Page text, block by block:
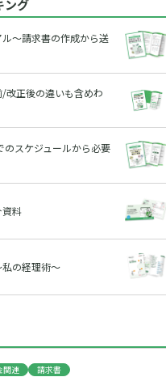
ング
～請求書の作成から送
改正後の違いも含めわ
のスケジュールから必要
資料
の経理術～
関連 請求書